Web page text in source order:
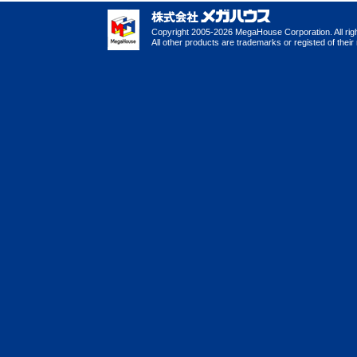
Copyright 2005-2026 MegaHouse Corporation. All
All other products are trademarks or registed of